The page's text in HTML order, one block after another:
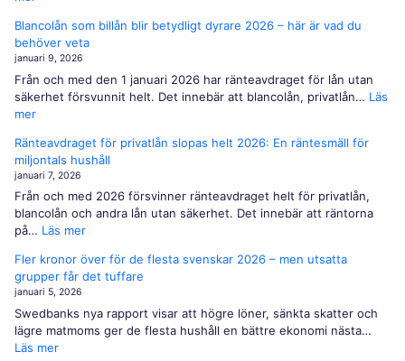
är
räntan
på
CSN-
lån?
–
förklarar
Blancolån som billån blir betydligt dyrare 2026 – här är vad du
behöver veta
januari 9, 2026
Från och med den 1 januari 2026 har ränteavdraget för lån utan
säkerhet försvunnit helt. Det innebär att blancolån, privatlån… Läs
mer:
som
billån
blir
betydligt
dyrare
2026
här
är
vad
du
behöver
veta
Ränteavdraget för privatlån slopas helt 2026: En räntesmäll för
miljontals hushåll
januari 7, 2026
Från och med 2026 försvinner ränteavdraget helt för privatlån,
blancolån och andra lån utan säkerhet. Det innebär att räntorna
på… Läs mer:
för
privatlån
helt
2026:
Fler kronor över för de flesta svenskar 2026 – men utsatta
grupper får det tuffare
januari 5, 2026
Swedbanks nya rapport visar att högre löner, sänkta skatter och
lägre matmoms ger de flesta hushåll en bättre ekonomi nästa…
Läs mer: